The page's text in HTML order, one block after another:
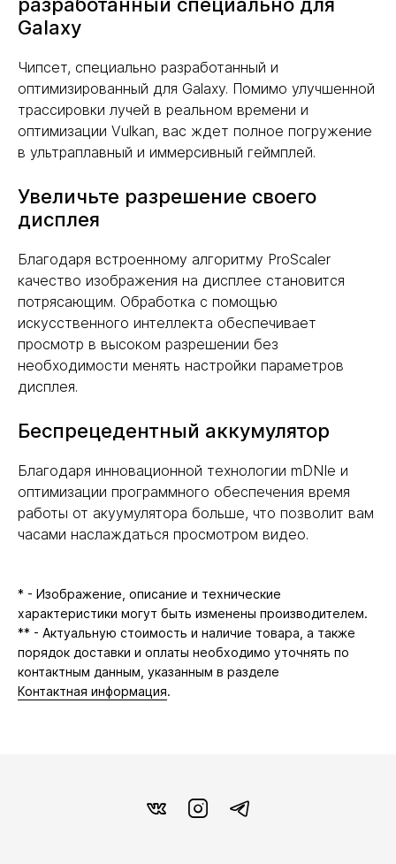
разработанный специально для
Galaxy
Чипсет, специально разработанный и
оптимизированный для Galaxy. Помимо улучшенной
трассировки лучей в реальном времени и
оптимизации Vulkan, вас ждет полное погружение
в ультраплавный и иммерсивный геймплей.
Увеличьте разрешение своего
дисплея
Благодаря встроенному алгоритму ProScaler
качество изображения на дисплее становится
потрясающим. Обработка с помощью
искусственного интеллекта обеспечивает
просмотр в высоком разрешении без
необходимости менять настройки параметров
дисплея.
Беспрецедентный аккумулятор
Благодаря инновационной технологии mDNIe и
оптимизации программного обеспечения время
работы от акуумулятора больше, что позволит вам
часами наслаждаться просмотром видео.
* - Изображение, описание и технические
характеристики могут быть изменены производителем.
** - Актуальную стоимость и наличие товара, а также
порядок доставки и оплаты необходимо уточнять по
контактным данным, указанным в разделе
Контактная информация.